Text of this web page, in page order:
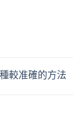
較准確的方法